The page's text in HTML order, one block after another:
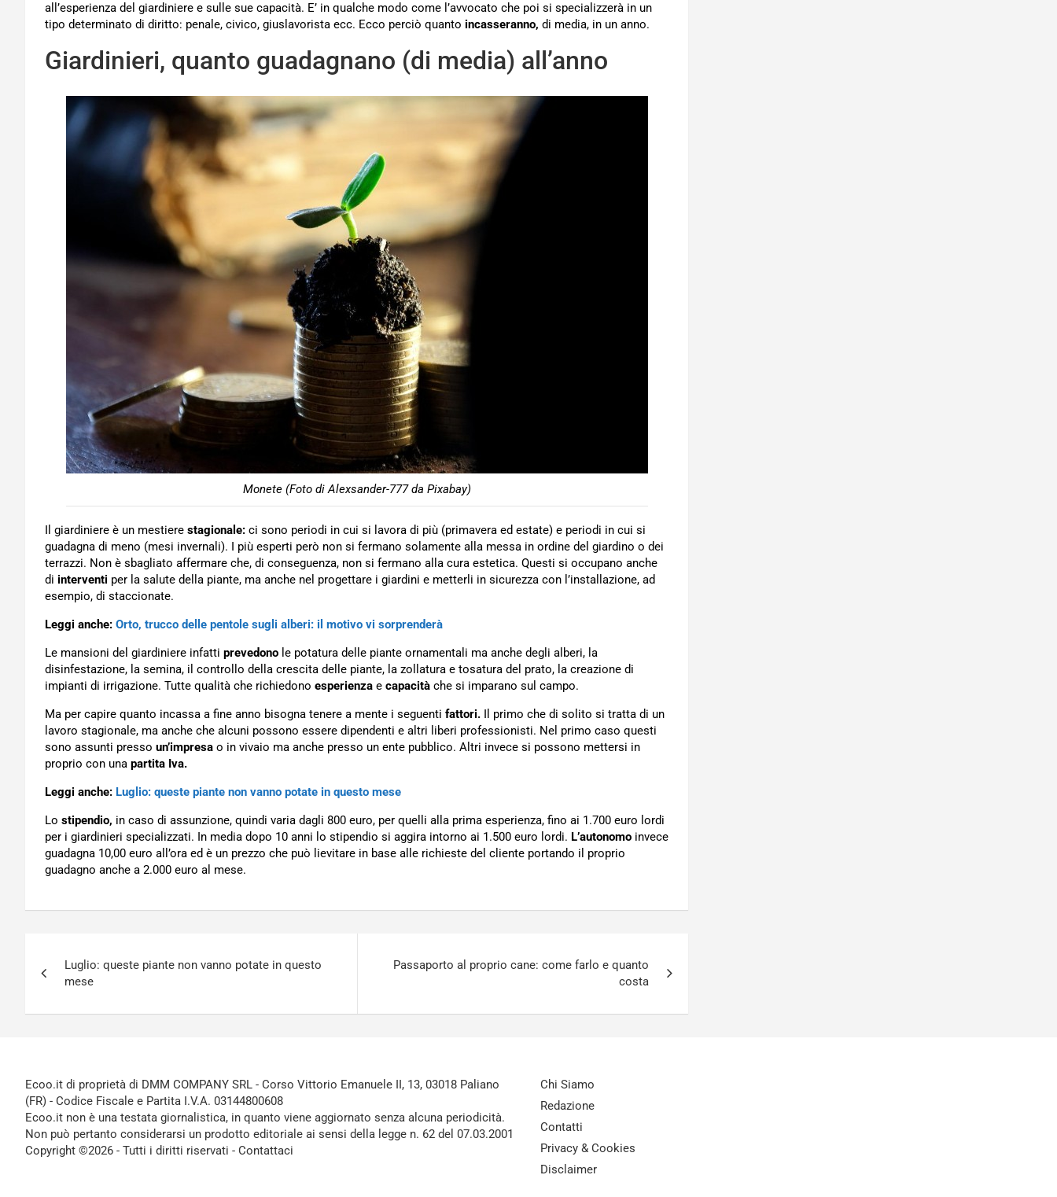
all’esperienza del giardiniere e sulle sue capacità. E’ in qualche modo come l’avvocato che poi si specializzerà in un
tipo determinato di diritto: penale, civico, giuslavorista ecc. Ecco perciò quanto incasseranno, di media, in un anno.
Giardinieri, quanto guadagnano (di media) all’anno
Monete (Foto di Alexsander-777 da Pixabay)
Il giardiniere è un mestiere stagionale: ci sono periodi in cui si lavora di più (primavera ed estate) e periodi in cui si
guadagna di meno (mesi invernali). I più esperti però non si fermano solamente alla messa in ordine del giardino o dei
terrazzi. Non è sbagliato affermare che, di conseguenza, non si fermano alla cura estetica. Questi si occupano anche
di interventi per la salute della piante, ma anche nel progettare i giardini e metterli in sicurezza con l’installazione, ad
esempio, di staccionate.
Leggi anche: Orto, trucco delle pentole sugli alberi: il motivo vi sorprenderà
Le mansioni del giardiniere infatti prevedono le potatura delle piante ornamentali ma anche degli alberi, la
disinfestazione, la semina, il controllo della crescita delle piante, la zollatura e tosatura del prato, la creazione di
impianti di irrigazione. Tutte qualità che richiedono esperienza e capacità che si imparano sul campo.
Ma per capire quanto incassa a fine anno bisogna tenere a mente i seguenti fattori. Il primo che di solito si tratta di un
lavoro stagionale, ma anche che alcuni possono essere dipendenti e altri liberi professionisti. Nel primo caso questi
sono assunti presso un’impresa o in vivaio ma anche presso un ente pubblico. Altri invece si possono mettersi in
proprio con una partita Iva.
Leggi anche: Luglio: queste piante non vanno potate in questo mese
Lo stipendio, in caso di assunzione, quindi varia dagli 800 euro, per quelli alla prima esperienza, fino ai 1.700 euro lordi
per i giardinieri specializzati. In media dopo 10 anni lo stipendio si aggira intorno ai 1.500 euro lordi. L’autonomo invece
guadagna 10,00 euro all’ora ed è un prezzo che può lievitare in base alle richieste del cliente portando il proprio
guadagno anche a 2.000 euro al mese.
articoli
Luglio: queste piante non vanno potate in questo
mese
Passaporto al proprio cane: come farlo e quanto
costa
Ecoo.it di proprietà di DMM COMPANY SRL - Corso Vittorio Emanuele II, 13, 03018 Paliano
(FR) - Codice Fiscale e Partita I.V.A. 03144800608
Ecoo.it non è una testata giornalistica, in quanto viene aggiornato senza alcuna periodicità.
Non può pertanto considerarsi un prodotto editoriale ai sensi della legge n. 62 del 07.03.2001
Copyright ©2026 - Tutti i diritti riservati - Contattaci
Chi Siamo
Redazione
Contatti
Privacy & Cookies
Disclaimer